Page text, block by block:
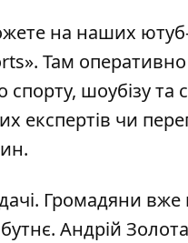
на наших
. Там
шоубізу та
експертів чи
Громадяни
Андрій